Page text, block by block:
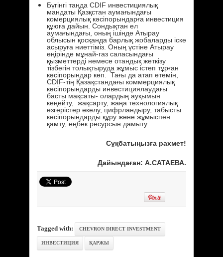
Бүгінгі таңда CDIF инвестициялық
мандаты Қазқстан аумағындағы
комерциялық кәсіпорындарға инвестиция
құюға дайын. Сондықтан ел
аумағындағы, оның ішінде Атырау
облысын қосқанда барлық жобаларды іске
асыруға ниеттіміз. Оның үстіне Атырау
өңірінде мұнай-газ саласындағы
қызметтерді немесе отандық жеткізу
тізбегін толықтыруда жұмыс істеп тұрған
кәсіпорындар көп. Тағы да атап өтемін,
CDIF-тің Қазақстандағы коммерциялық
кәсіпорындарды инвестициялаудағы
басты мақсаты- олардың ауқымын
кеңейту, жақсарту, жаңа технологиялық
өзгерістер әкелу, цифрландыру, табысты
кәсіпорындарды құру және жұмыспен
қамту, еңбек ресурсын дамыту.
Сұқбатыңызға рахмет!
Дайындаған: А.САТАЕВА.
Tagged with: CHEVRON DIRECT INVESTMENT
ИНВЕСТИЦИЯ ҚАРЖЫ